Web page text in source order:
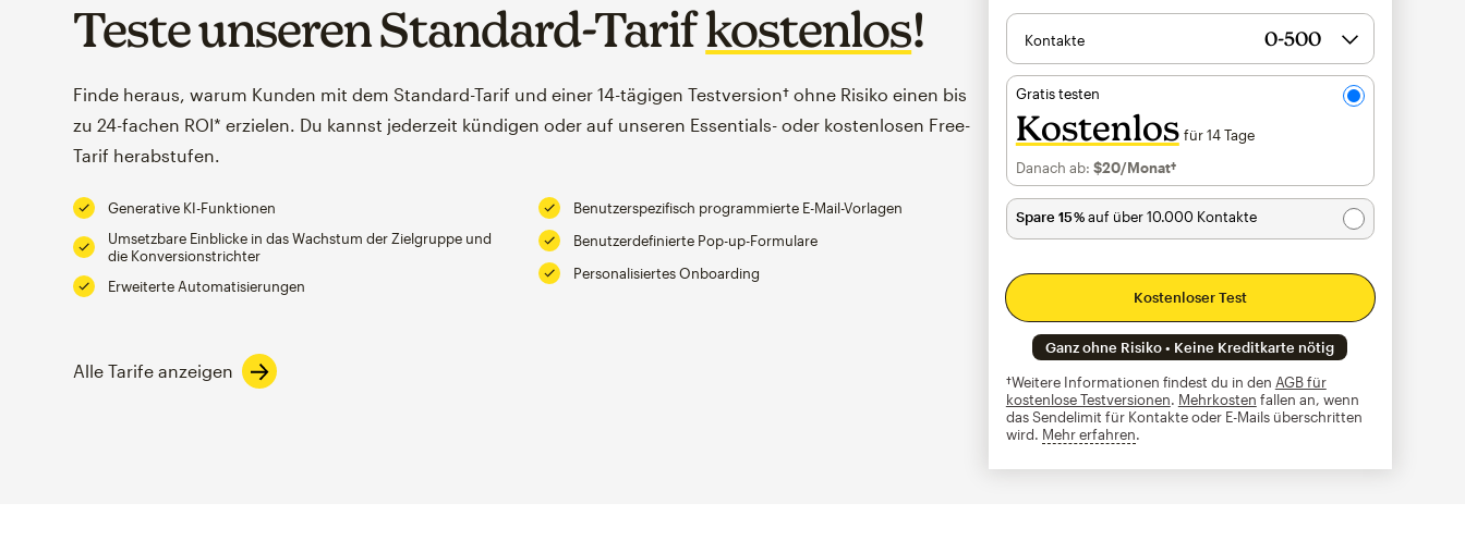
Teste unseren Standard-Tarifkostenlos!
Finde heraus, warum Kunden mit dem Standard-Tarif und einer 14-tägigen Testversion† ohne Risiko einen bis
zu 24-fachen ROI* erzielen. Du kannst jederzeit kündigen oder auf unseren Essentials- oder kostenlosen Free-
Tarif herabstufen.
Generative KI-Funktionen
Umsetzbare Einblicke in das Wachstum der Zielgruppe und
die Konversionstrichter
Erweiterte Automatisierungen
Benutzerspezifisch programmierte E-Mail-Vorlagen
Benutzerdefinierte Pop-up-Formulare
Personalisiertes Onboarding
Alle Tarife anzeigen
Kontakte
Gratis testen
Kostenlos für 14 Tage
Danach ab: $20/Monat†pro Monat†
Spare 15 %auf über 10.000 Kontakte
Kostenloser Test
Ganz ohne Risiko • Keine Kreditkarte nötig
†Weitere Informationen findest du in den AGB für
kostenlose Testversionen. Mehrkosten fallen an, wenn
das Sendelimit für Kontakte oder E-Mails überschritten
wird. Mehr erfahrentooltip